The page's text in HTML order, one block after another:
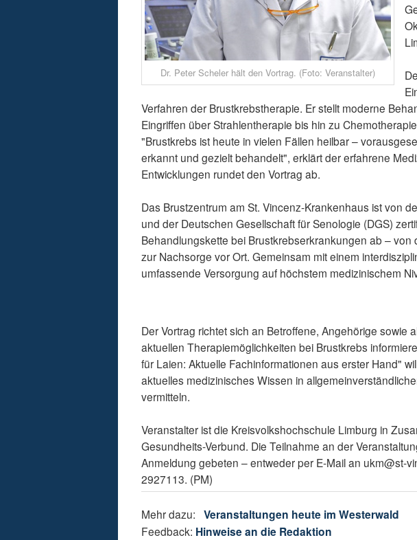
Dr. Peter Scheler hält den Vortrag. (Foto: Veranstalter)
Verfahren der Brustkrebstherapie. Er stellt moderne
Eingriffen über Strahlentherapie bis hin zu
"Brustkrebs ist heute in vielen Fällen heilbar –
erkannt und gezielt behandelt", erklärt der erfahrene
Entwicklungen rundet den Vortrag ab.
Das Brustzentrum am St. Vincenz-Krankenhaus ist von
und der Deutschen Gesellschaft für Senologie (DGS)
Behandlungskette bei Brustkrebserkrankungen ab –
zur Nachsorge vor Ort. Gemeinsam mit einem
umfassende Versorgung auf höchstem medizinischem
Der Vortrag richtet sich an Betroffene, Angehörige sowie
aktuellen Therapiemöglichkeiten bei Brustkrebs
für Laien: Aktuelle Fachinformationen aus erster Hand"
aktuelles medizinisches Wissen in
vermitteln.
Veranstalter ist die Kreisvolkshochschule Limburg in
Gesundheits-Verbund. Die Teilnahme an der
Anmeldung gebeten – entweder per E-Mail an ukm@st-
2927113. (PM)
Mehr dazu:Veranstaltungen heute im Westerwald
Feedback: Hinweise an die Redaktion